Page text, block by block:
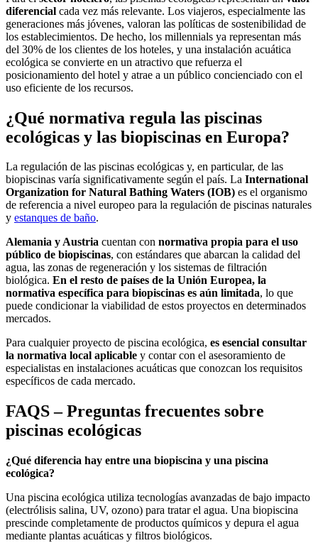
diferencial cada vez más relevante. Los viajeros, especialmente las
generaciones más jóvenes, valoran las políticas de sostenibilidad de
los establecimientos. De hecho, los millennials ya representan más
del 30% de los clientes de los hoteles, y una instalación acuática
ecológica se convierte en un atractivo que refuerza el
posicionamiento del hotel y atrae a un público concienciado con el
uso eficiente de los recursos.
¿Qué normativa regula las piscinas
ecológicas y las biopiscinas en Europa?
La regulación de las piscinas ecológicas y, en particular, de las
biopiscinas varía significativamente según el país. La International
Organization for Natural Bathing Waters (IOB) es el organismo
de referencia a nivel europeo para la regulación de piscinas naturales
y estanques de baño.
Alemania y Austria cuentan con normativa propia para el uso
público de biopiscinas, con estándares que abarcan la calidad del
agua, las zonas de regeneración y los sistemas de filtración
biológica. En el resto de países de la Unión Europea, la
normativa específica para biopiscinas es aún limitada, lo que
puede condicionar la viabilidad de estos proyectos en determinados
mercados.
Para cualquier proyecto de piscina ecológica, es esencial consultar
la normativa local aplicable y contar con el asesoramiento de
especialistas en instalaciones acuáticas que conozcan los requisitos
específicos de cada mercado.
FAQS – Preguntas frecuentes sobre
piscinas ecológicas
¿Qué diferencia hay entre una biopiscina y una piscina
ecológica?
Una piscina ecológica utiliza tecnologías avanzadas de bajo impacto
(electrólisis salina, UV, ozono) para tratar el agua. Una biopiscina
prescinde completamente de productos químicos y depura el agua
mediante plantas acuáticas y filtros biológicos.